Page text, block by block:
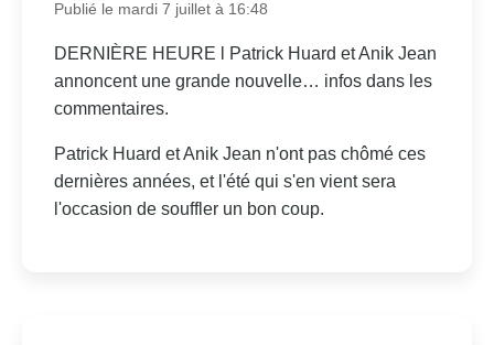
Publié le mardi 7 juillet à 16:48
DERNIÈRE HEURE l Patrick Huard et Anik Jean
annoncent une grande nouvelle… infos dans les
commentaires.
Patrick Huard et Anik Jean n'ont pas chômé ces
dernières années, et l'été qui s'en vient sera
l'occasion de souffler un bon coup.